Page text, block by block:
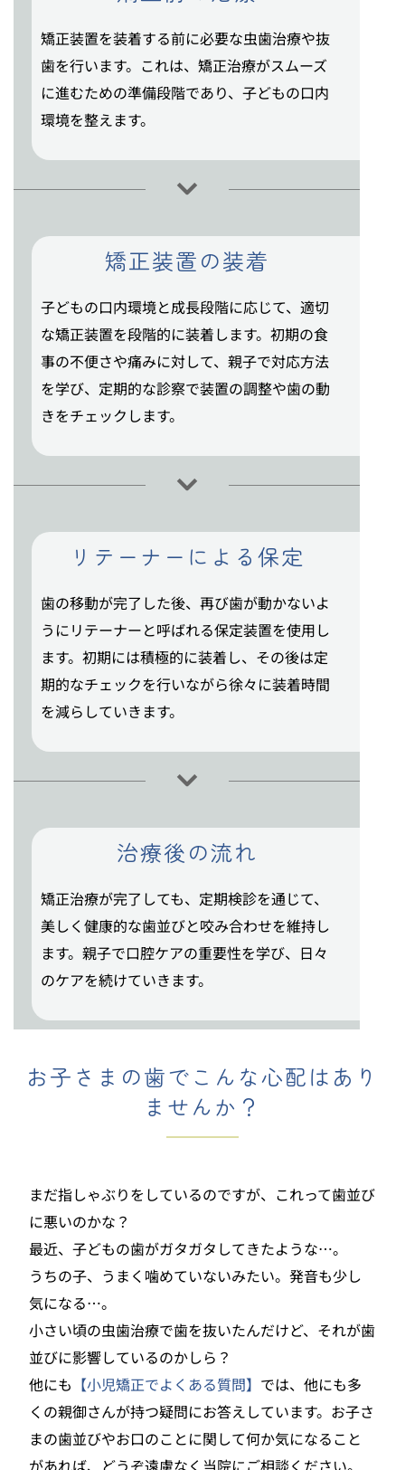
矯正装置を装着する前に必要な虫歯治療や抜
歯を行います。これは、矯正治療がスムーズ
に進むための準備段階であり、子どもの口内
環境を整えます。
矯正装置の装着
子どもの口内環境と成長段階に応じて、適切
な矯正装置を段階的に装着します。初期の食
事の不便さや痛みに対して、親子で対応方法
を学び、定期的な診察で装置の調整や歯の動
きをチェックします。
リテーナーによる保定
歯の移動が完了した後、再び歯が動かないよ
うにリテーナーと呼ばれる保定装置を使用し
ます。初期には積極的に装着し、その後は定
期的なチェックを行いながら徐々に装着時間
を減らしていきます。
治療後の流れ
矯正治療が完了しても、定期検診を通じて、
美しく健康的な歯並びと咬み合わせを維持し
ます。親子で口腔ケアの重要性を学び、日々
のケアを続けていきます。
お子さまの歯でこんな心配はあり
ませんか？
まだ指しゃぶりをしているのですが、これって歯並び
に悪いのかな？
最近、子どもの歯がガタガタしてきたような…。
うちの子、うまく噛めていないみたい。発音も少し
気になる…。
小さい頃の虫歯治療で歯を抜いたんだけど、それが歯
並びに影響しているのかしら？
他にも 【小児矯正でよくある質問】 では、他にも多
くの親御さんが持つ疑問にお答えしています。お子さ
まの歯並びやお口のことに関して何か気になること